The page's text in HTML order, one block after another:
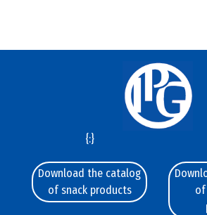
{:}
Download the catalog
of snack products
of